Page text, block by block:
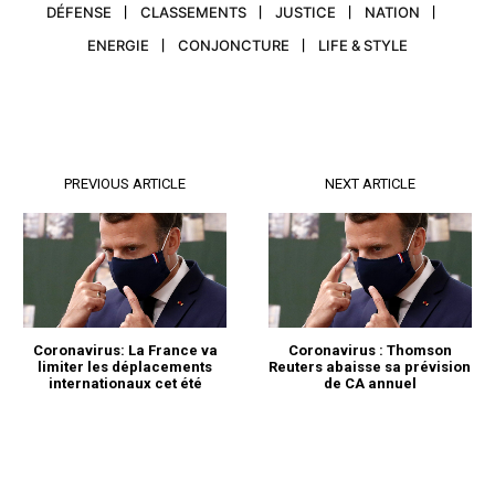
DÉFENSE CLASSEMENTS JUSTICE
NATION
ENERGIE
CONJONCTURE LIFE & STYLE
PREVIOUS ARTICLE
Coronavirus: La France va
limiter les déplacements
internationaux cet été
NEXT ARTICLE
Coronavirus : Thomson
Reuters abaisse sa prévision
de CA annuel